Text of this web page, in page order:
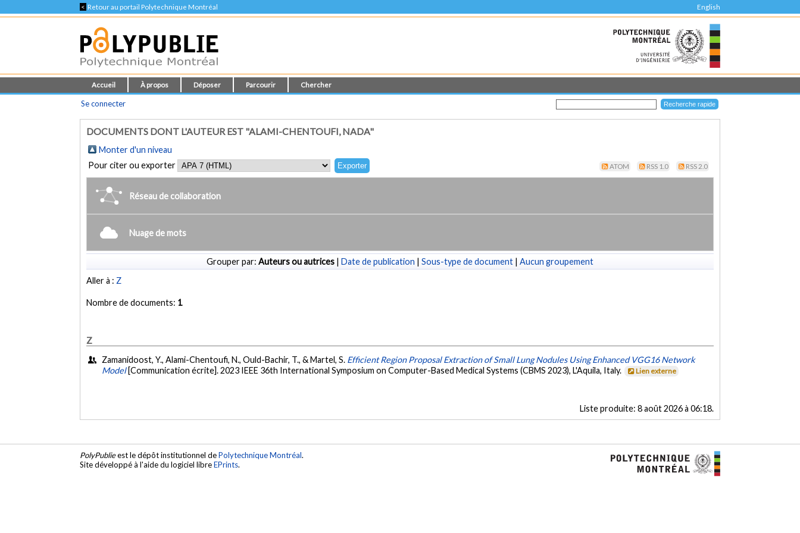
< Retour au portail Polytechnique Montréal English
Accueil À propos Déposer Parcourir Chercher
Se connecter
DOCUMENTS DONT L'AUTEUR EST "ALAMI-CHENTOUFI, NADA"
Monter d'un niveau
Pour citer ou exporter
ATOM RSS 1.0 RSS 2.0
Réseau de collaboration
Nuage de mots
Grouper par: Auteurs ou autrices | Date de publication | Sous-type de document | Aucun groupement
Aller à : Z
Nombre de documents: 1
Z
Zamanidoost, Y., Alami-Chentoufi, N., Ould-Bachir, T., & Martel, S. Efficient Region Proposal Extraction of Small Lung Nodules Using Enhanced VGG16 Network
Model [Communication écrite]. 2023 IEEE 36th International Symposium on Computer-Based Medical Systems (CBMS 2023), L'Aquila, Italy. Lien externe
Liste produite: 8 août 2026 à 06:18.
PolyPublieest le dépôt institutionnel dePolytechnique Montréal.
Site développé à l'aide du logiciel libreEPrints.